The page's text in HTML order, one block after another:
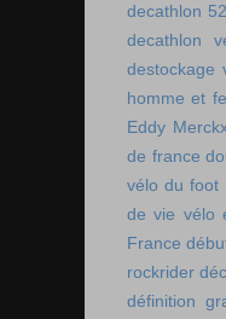
decathlon
decathlon
destockage
homme et
Eddy
de france
vélo du foot
de vie vélo
France
rockrider
définition